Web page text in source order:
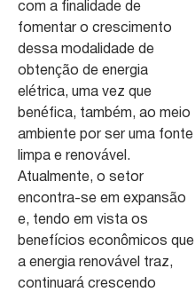
com a finalidade de
fomentar o crescimento
dessa modalidade de
obtenção de energia
elétrica, uma vez que
benéfica, também, ao meio
ambiente por ser uma fonte
limpa e renovável.
Atualmente, o setor
encontra-se em expansão
e, tendo em vista os
benefícios econômicos que
a energia renovável traz,
continuará crescendo